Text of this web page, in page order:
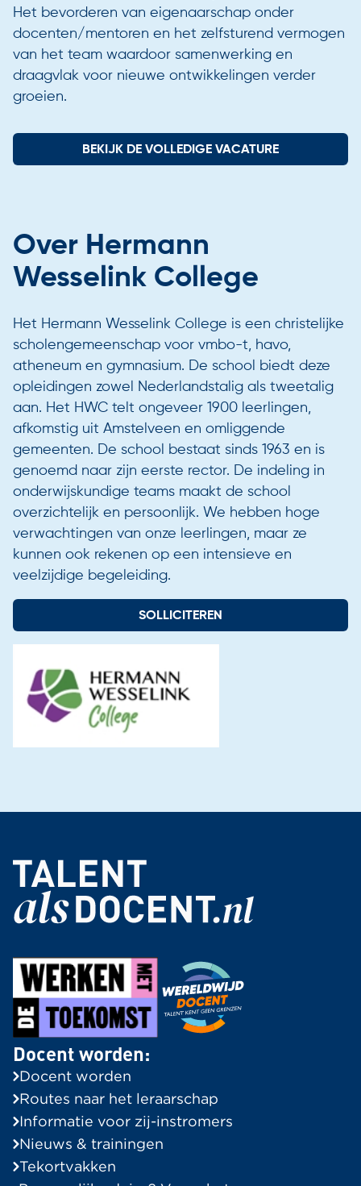
Het bevorderen van eigenaarschap onder
docenten/mentoren en het zelfsturend vermogen
van het team waardoor samenwerking en
draagvlak voor nieuwe ontwikkelingen verder
groeien.
BEKIJK DE VOLLEDIGE VACATURE
Over Hermann
Wesselink College
Het Hermann Wesselink College is een christelijke
scholengemeenschap voor vmbo-t, havo,
atheneum en gymnasium. De school biedt deze
opleidingen zowel Nederlandstalig als tweetalig
aan. Het HWC telt ongeveer 1900 leerlingen,
afkomstig uit Amstelveen en omliggende
gemeenten. De school bestaat sinds 1963 en is
genoemd naar zijn eerste rector. De indeling in
onderwijskundige teams maakt de school
overzichtelijk en persoonlijk. We hebben hoge
verwachtingen van onze leerlingen, maar ze
kunnen ook rekenen op een intensieve en
veelzijdige begeleiding.
SOLLICITEREN
Docent worden:
Docent worden
Routes naar het leraarschap
Informatie voor zij-instromers
Nieuws & trainingen
Tekortvakken